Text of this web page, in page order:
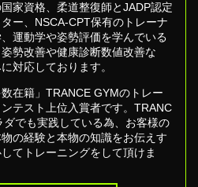
家資格、柔道整復師とJADP認定
ー、NSCA-CPT保有のトレーナ
運動学や姿勢評価を学んでいる
勢改善や健康診断数値改善な
対応しております。
在籍」TRANCE GYMのトレー
テスト上位入賞者です。TRANC
でも実践している為、お客様の
の経験と本物の知識をお伝えす
てトレーニングをして頂けま